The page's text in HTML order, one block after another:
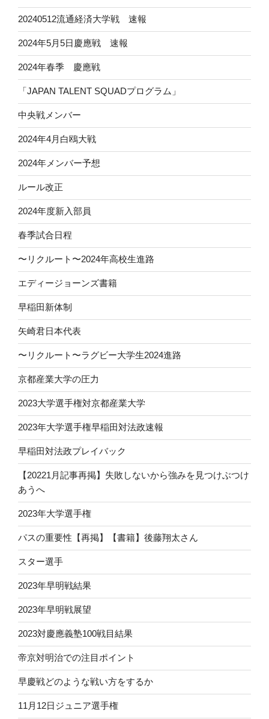
20240512流通経済大学戦 速報
2024年5月5日慶應戦 速報
2024年春季 慶應戦
「JAPAN TALENT SQUADプログラム」
中央戦メンバー
2024年4月白鴎大戦
2024年メンバー予想
ルール改正
2024年度新入部員
春季試合日程
〜リクルート〜2024年高校生進路
エディージョーンズ書籍
早稲田新体制
矢崎君日本代表
〜リクルート〜ラグビー大学生2024進路
京都産業大学の圧力
2023大学選手権対京都産業大学
2023年大学選手権早稲田対法政速報
早稲田対法政プレイバック
【20221月記事再掲】失敗しないから強みを見つけぶつけ
あうへ
2023年大学選手権
パスの重要性【再掲】【書籍】後藤翔太さん
スター選手
2023年早明戦結果
2023年早明戦展望
2023対慶應義塾100戦目結果
帝京対明治での注目ポイント
早慶戦どのような戦い方をするか
11月12日ジュニア選手権